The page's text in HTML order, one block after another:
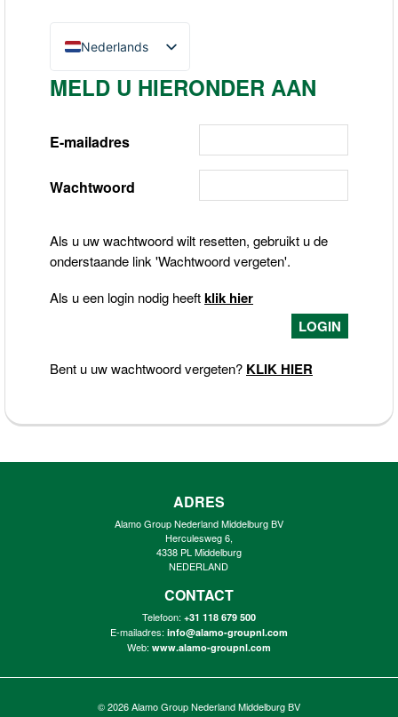
Nederlands
English (UK)
MELD U HIERONDER AAN
E-mailadres
Wachtwoord
Als u uw wachtwoord wilt resetten, gebruikt u de
onderstaande link 'Wachtwoord vergeten'.
Als u een login nodig heeftklik hier
Bent u uw wachtwoord vergeten? KLIK HIER
ADRES
Alamo Group Nederland Middelburg BV
Herculesweg 6,
4338 PL Middelburg
NEDERLAND
CONTACT
Telefoon: +31 118 679 500
E-mailadres: info@alamo-groupnl.com
Web: www.alamo-groupnl.com
© 2026Alamo Group Nederland Middelburg BV